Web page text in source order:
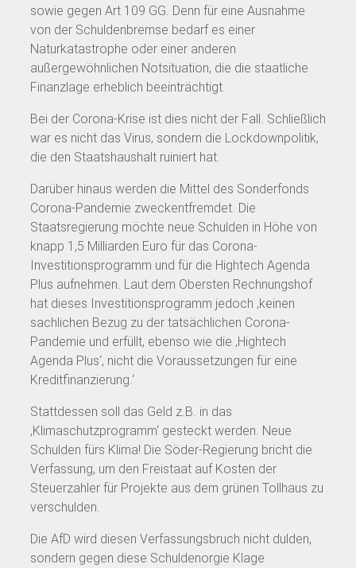
sowie gegen Art 109 GG. Denn für eine Ausnahme
von der Schuldenbremse bedarf es einer
Naturkatastrophe oder einer anderen
außergewöhnlichen Notsituation, die die staatliche
Finanzlage erheblich beeinträchtigt.
Bei der Corona-Krise ist dies nicht der Fall. Schließlich
war es nicht das Virus, sondern die Lockdownpolitik,
die den Staatshaushalt ruiniert hat.
Darüber hinaus werden die Mittel des Sonderfonds
Corona-Pandemie zweckentfremdet. Die
Staatsregierung möchte neue Schulden in Höhe von
knapp 1,5 Milliarden Euro für das Corona-
Investitionsprogramm und für die Hightech Agenda
Plus aufnehmen. Laut dem Obersten Rechnungshof
hat dieses Investitionsprogramm jedoch ‚keinen
sachlichen Bezug zu der tatsächlichen Corona-
Pandemie und erfüllt, ebenso wie die ‚Hightech
Agenda Plus‘, nicht die Voraussetzungen für eine
Kreditfinanzierung.‘
Stattdessen soll das Geld z.B. in das
‚Klimaschutzprogramm‘ gesteckt werden. Neue
Schulden fürs Klima! Die Söder-Regierung bricht die
Verfassung, um den Freistaat auf Kosten der
Steuerzahler für Projekte aus dem grünen Tollhaus zu
verschulden.
Die AfD wird diesen Verfassungsbruch nicht dulden,
sondern gegen diese Schuldenorgie Klage